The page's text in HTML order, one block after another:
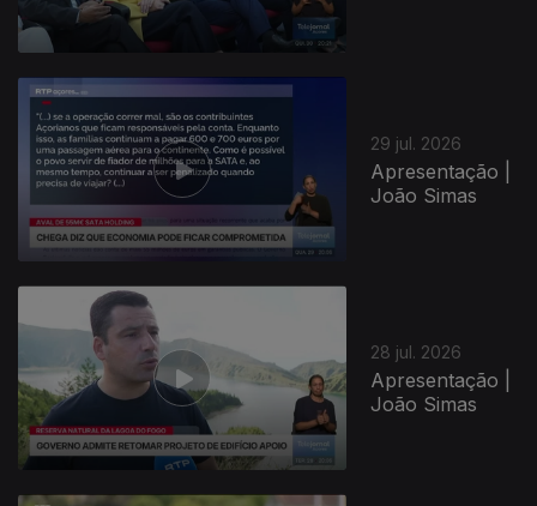
29 jul. 2026
Apresentação |
João Simas
28 jul. 2026
Apresentação |
João Simas